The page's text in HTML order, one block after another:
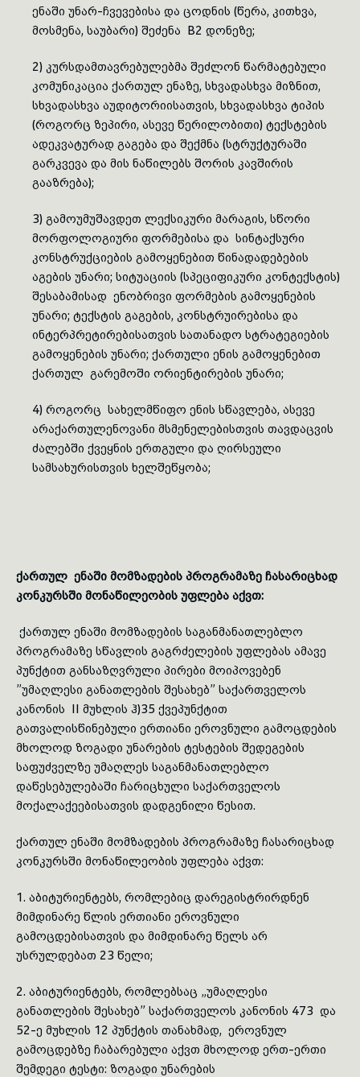
ენაში უნარ-ჩვევებისა და ცოდნის (წერა, კითხვა,
მოსმენა, საუბარი) შეძენა B2 დონეზე;
2) კურსდამთავრებულებმა შეძლონ წარმატებული
კომუნიკაცია ქართულ ენაზე, სხვადასხვა მიზნით,
სხვადასხვა აუდიტორიისათვის, სხვადასხვა ტიპის
(როგორც ზეპირი, ასევე წერილობითი) ტექსტების
ადეკვატურად გაგება და შექმნა (სტრუქტურაში
გარკვევა და მის ნაწილებს შორის კავშირის
გააზრება);
3) გამოუმუშავდეთ ლექსიკური მარაგის, სწორი
მორფოლოგიური ფორმებისა და სინტაქსური
კონსტრუქციების გამოყენებით წინადადებების
აგების უნარი; სიტუაციის (სპეციფიკური კონტექსტის)
შესაბამისად ენობრივი ფორმების გამოყენების
უნარი; ტექსტის გაგების, კონსტრუირებისა და
ინტერპრეტირებისათვის სათანადო სტრატეგიების
გამოყენების უნარი; ქართული ენის გამოყენებით
ქართულ გარემოში ორიენტირების უნარი;
4) როგორც სახელმწიფო ენის სწავლება, ასევე
არაქართულენოვანი მსმენელებისთვის თავდაცვის
ძალებში ქვეყნის ერთგული და ღირსეული
სამსახურისთვის ხელშეწყობა;
ქართულ ენაში მომზადების პროგრამაზე ჩასარიცხად
კონკურსში მონაწილეობის უფლება აქვთ:
ქართულ ენაში მომზადების საგანმანათლებლო
პროგრამაზე სწავლის გაგრძელების უფლებას ამავე
პუნქტით განსაზღვრული პირები მოიპოვებენ
”უმაღლესი განათლების შესახებ” სა­ქართ­ველოს
კანონის II მუხლის ჰ)35 ქვეპუნქტით
გათვალისწინებული ერთიანი ეროვნული გამოც­დე­ბის
მხოლოდ ზოგადი უნარების ტესტების შე­დეგების
საფუძველზე უმაღლეს საგანმანათ­ლებლო
დაწესებულებაში ჩარიცხული საქართვე­ლოს
მოქალაქეებისათვის დადგენილი წესით.
ქართულ ენაში მომზადების პროგრამაზე ჩასარიცხად
კონკურსში მონაწილეობის უფლება აქვთ:
1. აბიტურიენტებს, რომლებიც დარეგისტრირდნენ
მიმდინარე წლის ერთიანი ეროვნული
გამოცდებისათვის და მიმდინარე წელს არ
უსრულდებათ 23 წელი;
2. აბიტურიენტებს, რომლებსაც „უმაღლესი
განათლების შესახებ” საქართველოს კანონის 473 და
52-ე მუხლის 12 პუნქტის თანახმად, ეროვნულ
გამოცდებზე ჩაბარებული აქვთ მხოლოდ ერთ-ერთი
შემდეგი ტესტი: ზოგადი უნარების